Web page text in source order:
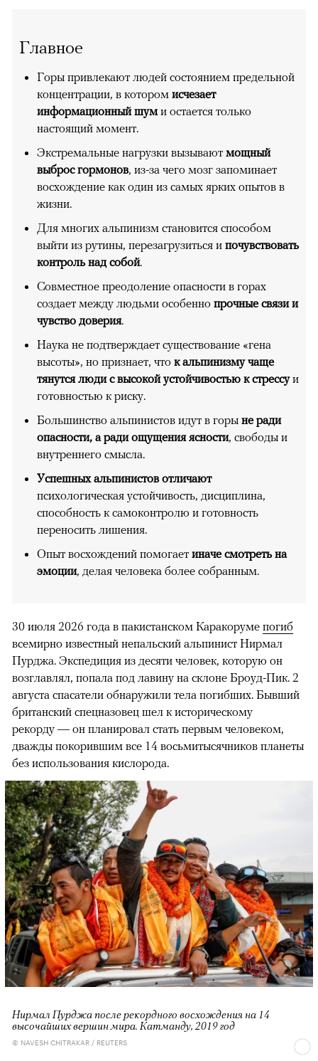
Главное
Горы привлекают людей состоянием предельной
концентрации, в котором исчезает
информационный шуми остается только
настоящий момент.
Экстремальные нагрузки вызывают мощный
выброс гормонов, из-за чего мозг запоминает
восхождение как один из самых ярких опытов в
жизни.
Для многих альпинизм становится способом
выйти из рутины, перезагрузиться и почувствовать
контроль над собой.
Совместное преодоление опасности в горах
создает между людьми особенно прочные связи и
чувство доверия.
Наука не подтверждает существование «гена
высоты», но признает, что к альпинизму чаще
тянутся люди с высокой устойчивостью к стрессуи
готовностью к риску.
Большинство альпинистов идут в горы не ради
опасности, а ради ощущения ясности, свободы и
внутреннего смысла.
Успешных альпинистов отличают
психологическая устойчивость, дисциплина,
способность к самоконтролю и готовность
переносить лишения.
Опыт восхождений помогает иначе смотреть на
эмоции, делая человека более собранным.
30 июля 2026 года в пакистанском Каракоруме погиб
всемирно известный непальский альпинист Нирмал
Пурджа. Экспедиция из десяти человек, которую он
возглавлял, попала под лавину на склоне Броуд-Пик. 2
августа спасатели обнаружили тела погибших. Бывший
британский спецназовец шел к историческому
рекорду — он планировал стать первым человеком,
дважды покорившим все 14 восьмитысячников планеты
без использования кислорода.
Нирмал Пурджа после рекордного восхождения на 14
высочайших вершин мира. Катманду, 2019 год
© NAVESH CHITRAKAR / REUTERS